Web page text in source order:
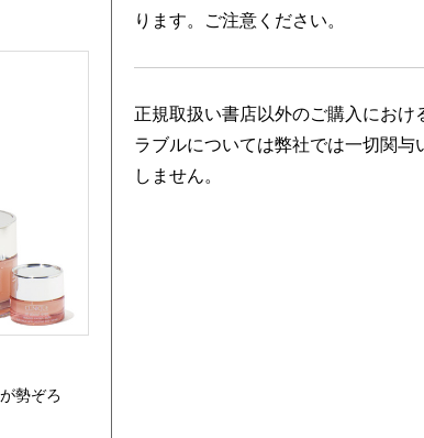
勢ぞろ
ります。ご注意ください。
正規取扱い書店以外のご購入におけ
ラブルについては弊社では一切関与
しません。